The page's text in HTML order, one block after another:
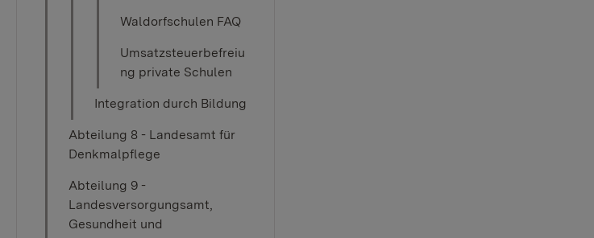
Waldorfschulen FAQ
Umsatzsteuerbefreiu
ng private Schulen
Integration durch Bildung
Abteilung 8 - Landesamt für
Denkmalpflege
Abteilung 9 -
Landesversorgungsamt,
Gesundheit und